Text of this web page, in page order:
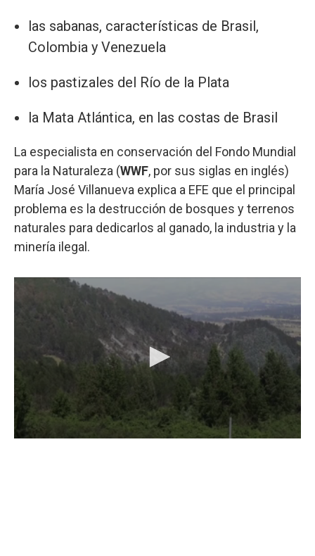
las sabanas, características de Brasil,
Colombia y Venezuela
los pastizales del Río de la Plata
la Mata Atlántica, en las costas de Brasil
La especialista en conservación del Fondo Mundial
para la Naturaleza (WWF, por sus siglas en inglés)
María José Villanueva explica a EFE que el principal
problema es la destrucción de bosques y terrenos
naturales para dedicarlos al ganado, la industria y la
minería ilegal.